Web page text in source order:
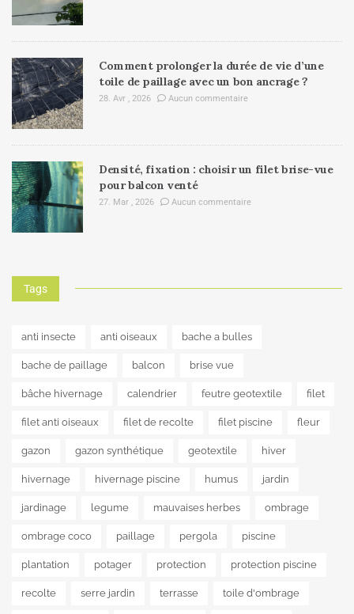
Comment prolonger la durée de vie d’une
toile de paillage avec un bon ancrage ?
28. Avr , 2026 Aucun commentaire
Densité, fixation : choisir un filet brise-vue
pour balcon venté
27. Mar , 2026 Aucun commentaire
Tags
anti insecte anti oiseaux bache a bulles
bache de paillage balcon brise vue
bâche hivernage calendrier feutre geotextile filet
filet anti oiseaux filet de recolte filet piscine fleur
gazon gazon synthétique geotextile hiver
hivernage hivernage piscine humus jardin
jardinage legume mauvaises herbes ombrage
ombrage coco paillage pergola piscine
plantation potager protection protection piscine
recolte serre jardin terrasse toile d'ombrage